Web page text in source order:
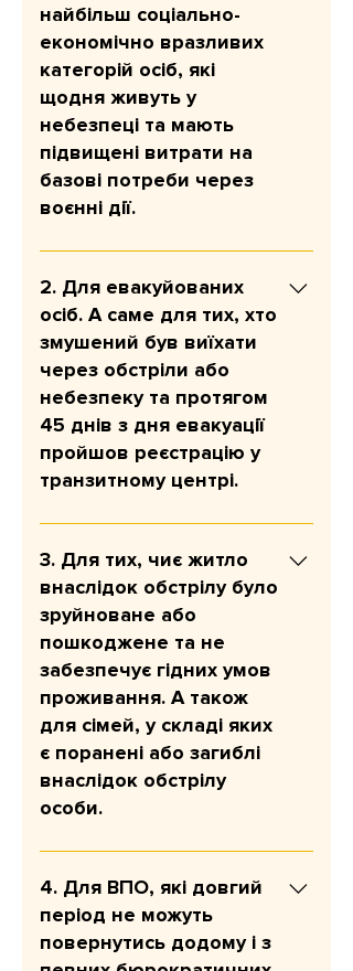
найбільш соціально-
економічно вразливих
категорій осіб, які
щодня живуть у
небезпеці та мають
підвищені витрати на
базові потреби через
воєнні дії.
Мета: покрити базові потреби
(їжа, ліки, комунальні послуги,
транспорт, одяг тощо); знизити
фінансовий тиск; зменшити
необхідність економити на
найнеобхіднішому або влазити в
борги. Сума допомоги: 10 800
грн на людину. У разі
відповідності критеріям програми
допомога надається одноразово і
розрахована на шість місяців.
2. Для евакуйованих
осіб. А саме для тих, хто
змушений був виїхати
через обстріли або
небезпеку та протягом
45 днів з дня евакуації
пройшов реєстрацію у
транзитному центрі.
Мета: закрити базові витрати в
перші місяці після евакуації;
допомогти адаптуватися на
новому місці. Сума допомоги: 12
300 грн на людину (одноразово).
У разі відповідності критеріям
програми допомога надається
одноразово і розрахована на три
3. Для тих, чиє житло
внаслідок обстрілу було
зруйноване або
пошкоджене та не
забезпечує гідних умов
проживання. А також
для сімей, у складі яких
є поранені або загиблі
внаслідок обстрілу
особи.
Мета: швидко покрити
найнагальніші потреби після
удару. Сума допомоги: 12 300
грн на людину. У разі
відповідності критеріям програми
4. Для ВПО, які довгий
період не можуть
повернутись додому і з